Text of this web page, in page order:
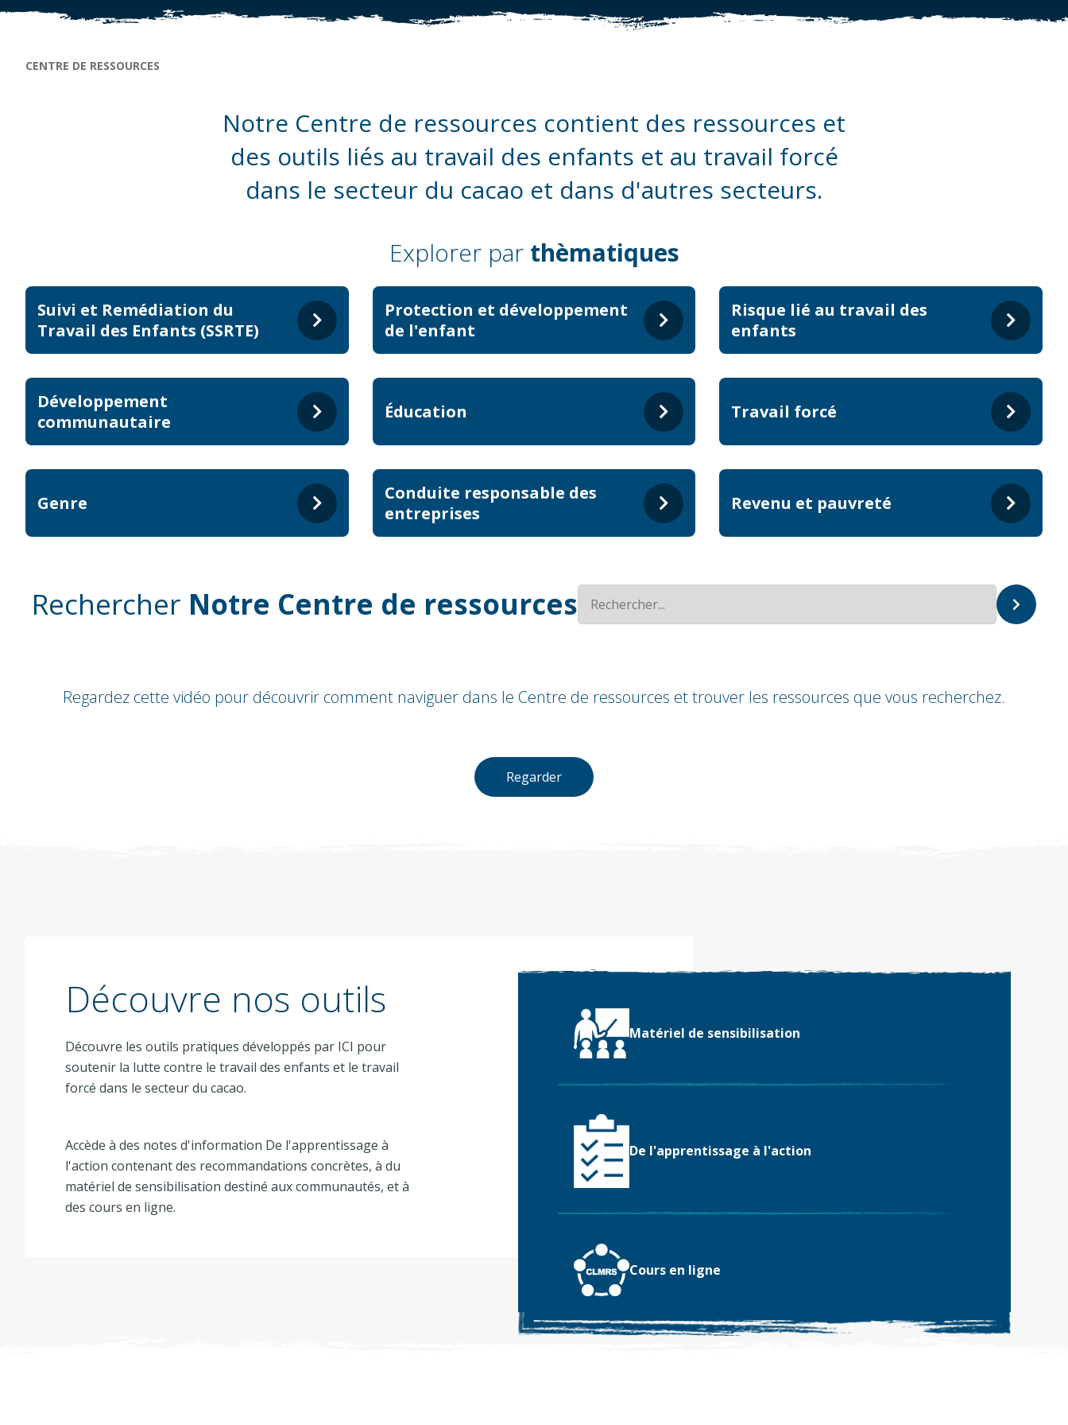
Fil d'Ariane
CENTRE DE RESSOURCES
Notre Centre de ressources contient des ressources et
des outils liés au travail des enfants et au travail forcé
dans le secteur du cacao et dans d'autres secteurs.
Explorer par thèmatiques
Suivi et Remédiation du
Travail des Enfants (SSRTE)
Protection et développement
de l'enfant
Risque lié au travail des
enfants
Développement
communautaire
Éducation Travail forcé
Genre
Conduite responsable des
entreprises
Revenu et pauvreté
Rechercher Notre Centre de ressources
Regardez cette vidéo pour découvrir comment naviguer dans le Centre de ressources et trouver les ressources que vous recherchez.
Regarder
Découvre nos outils
Découvre les outils pratiques développés par ICI pour
soutenir la lutte contre le travail des enfants et le travail
forcé dans le secteur du cacao.
Accède à des notes d'information De l'apprentissage à
l'action contenant des recommandations concrètes, à du
matériel de sensibilisation destiné aux communautés, et à
des cours en ligne.
Matériel de sensibilisation
De l'apprentissage à l'action
Cours en ligne